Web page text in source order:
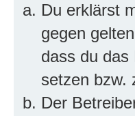
Du erklärst
gegen
dass du das
setzen bzw.
Der